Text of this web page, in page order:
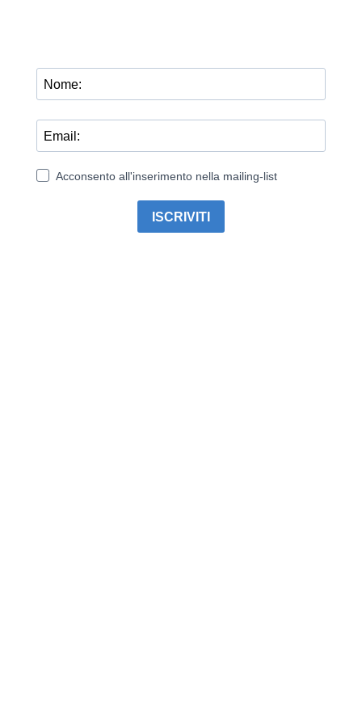
Acconsento all'inserimento nella mailing-list
ISCRIVITI